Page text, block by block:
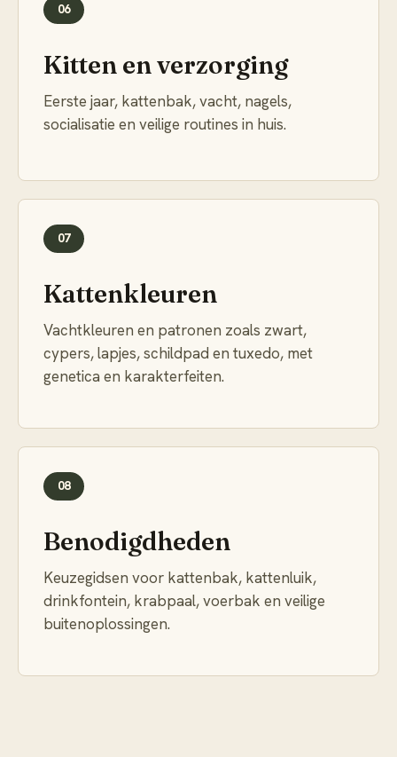
06
Kitten en verzorging
Eerste jaar, kattenbak, vacht, nagels,
socialisatie en veilige routines in huis.
07
Kattenkleuren
Vachtkleuren en patronen zoals zwart,
cypers, lapjes, schildpad en tuxedo, met
genetica en karakterfeiten.
08
Benodigdheden
Keuzegidsen voor kattenbak, kattenluik,
drinkfontein, krabpaal, voerbak en veilige
buitenoplossingen.